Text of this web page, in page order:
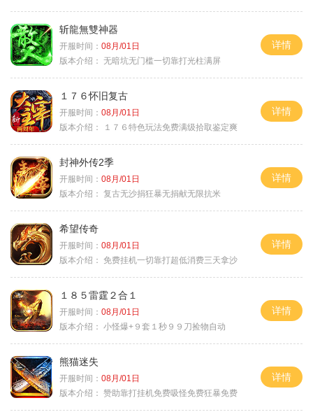
斩龍無雙神器
开服时间： 08月/01日
版本介绍： 无暗坑无门槛一切靠打光柱满屏
详情
１７６怀旧复古
开服时间： 08月/01日
版本介绍：
１７６特色玩法免费满级拾取鉴定爽
详情
封神外传2季
开服时间： 08月/01日
版本介绍： 复古无沙捐狂暴无捐献无限抗米
详情
希望传奇
开服时间： 08月/01日
版本介绍： 免费挂机一切靠打超低消费三天拿沙
详情
１８５雷霆２合１
开服时间： 08月/01日
版本介绍： 小怪爆+９套１秒９９刀捡物自动
详情
熊猫迷失
开服时间： 08月/01日
版本介绍： 赞助靠打挂机免费吸怪免费狂暴免费
详情